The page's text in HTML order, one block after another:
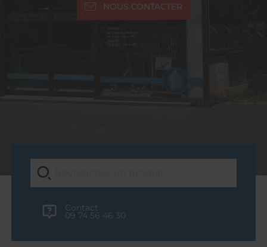
NOUS CONTACTER
Contact
09 74 56 46 30